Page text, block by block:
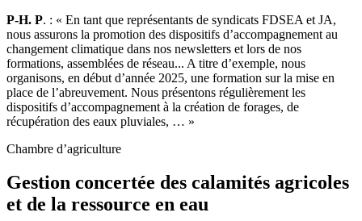
P-H. P. : « En tant que représentants de syndicats FDSEA et JA,
nous assurons la promotion des dispositifs d’accompagnement au
changement climatique dans nos newsletters et lors de nos
formations, assemblées de réseau... A titre d’exemple, nous
organisons, en début d’année 2025, une formation sur la mise en
place de l’abreuvement. Nous présentons régulièrement les
dispositifs d’accompagnement à la création de forages, de
récupération des eaux pluviales, … »
Chambre d’agriculture
Gestion concertée des calamités agricoles
et de la ressource en eau